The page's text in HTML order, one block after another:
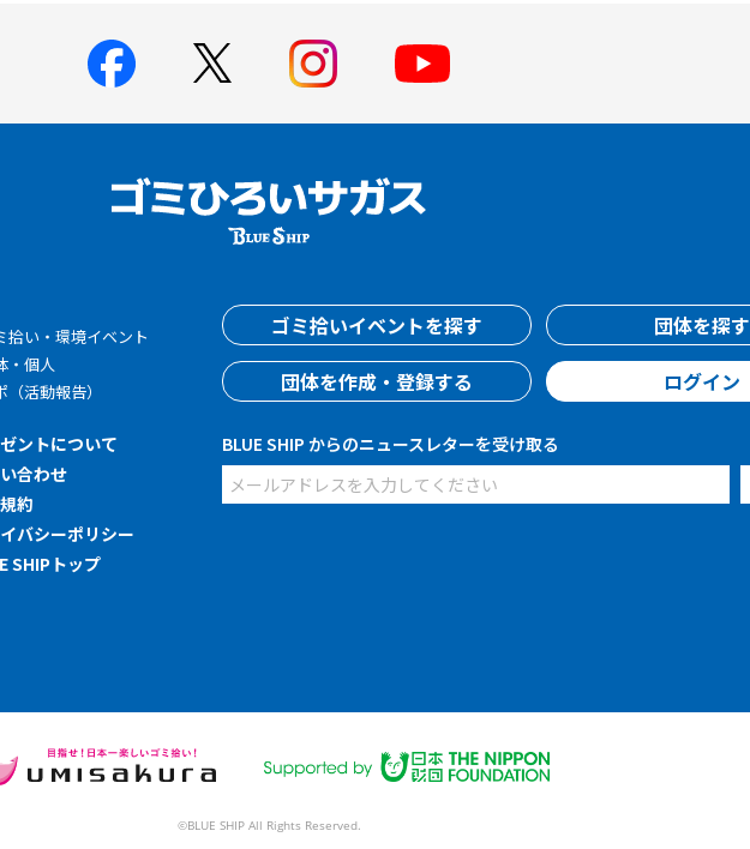
拾い・環境イベント
・個人
（活動報告）
ントについて
合わせ
約
バシーポリシー
SHIPトップ
ゴミ拾いイベントを探す
団体を探す
団体を作成・登録する
ログイン
BLUE SHIP からのニュースレターを受け取る
©BLUE SHIP All Rights Reserved.